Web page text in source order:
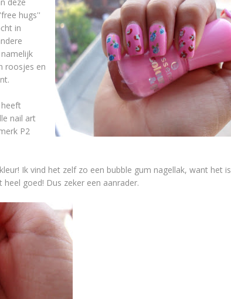
hugs''
in
roosjes en
heeft
nail art
P2
Ik vind het zelf zo een bubble gum nagellak, want het is
goed! Dus zeker een aanrader.